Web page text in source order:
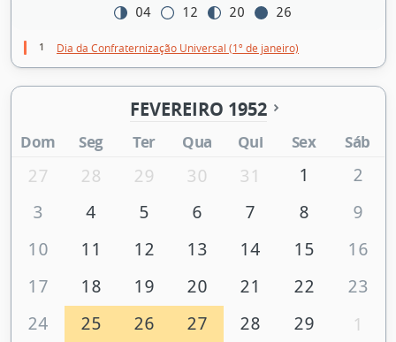
04 12 20 26
1 Dia da Confraternização Universal (1º de janeiro)
FEVEREIRO 1952
Dom Seg Ter Qua Qui Sex Sáb
27 28 29 30 31 1
2
3
4 5 6 7 8
9
10
11 12 13 14 15
16
17
18 19 20 21 22
23
24
25 26 27 28 29
1